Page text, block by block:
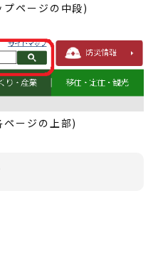
ページの中段)
ージの上部)